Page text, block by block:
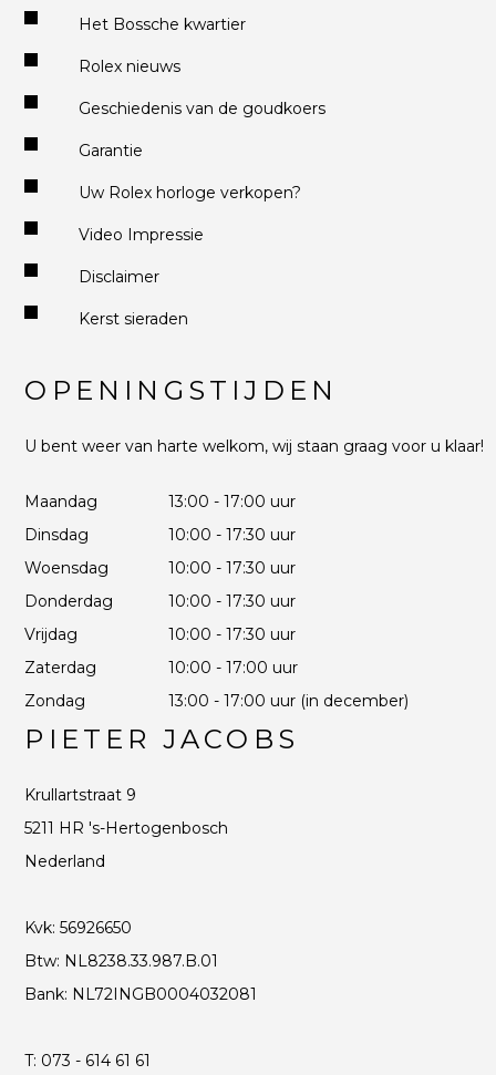
Het Bossche kwartier
Rolex nieuws
Geschiedenis van de goudkoers
Garantie
Uw Rolex horloge verkopen?
Video Impressie
Disclaimer
Kerst sieraden
OPENINGSTIJDEN
U bent weer van harte welkom, wij staan graag voor u klaar!
Maandag
13:00 - 17:00 uur
Dinsdag
10:00 - 17:30 uur
Woensdag
10:00 - 17:30 uur
Donderdag
10:00 - 17:30 uur
Vrijdag
10:00 - 17:30 uur
Zaterdag
10:00 - 17:00 uur
Zondag
13:00 - 17:00 uur (in december)
PIETER JACOBS
Krullartstraat 9
5211 HR 's-Hertogenbosch
Nederland
Kvk: 56926650
Btw: NL8238.33.987.B.01
Bank: NL72INGB0004032081
T: 073 - 614 61 61